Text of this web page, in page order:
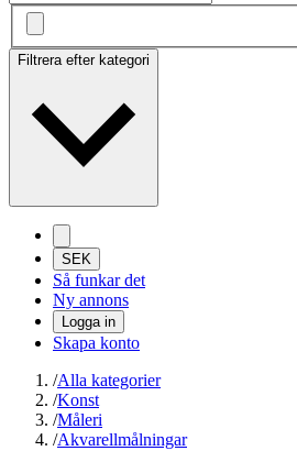
Filtrera efter kategori
SEK
Så funkar det
Ny annons
Logga in
Skapa konto
/Alla kategorier
/Konst
/Måleri
/Akvarellmålningar